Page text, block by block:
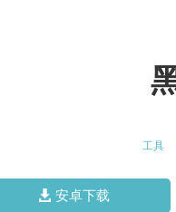
工具
安卓下载